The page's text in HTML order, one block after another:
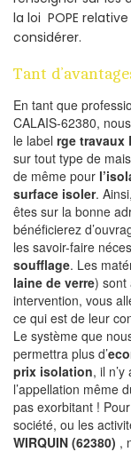
la loi POPE
considérer.
Tant
En tant que
CALAIS-62380,
le label rge travaux
sur tout type de
de même pour
surface isoler.
êtes sur la bonne
bénéficierez
les savoir-faire
soufflage. Les
laine de verre) sont
intervention, vous
ce qui est de leur
Le système que
permettra plus d’
prix isolation, il
l’appellation même
pas exorbitant ! Pour
société, ou les
WIRQUIN (62380) ,